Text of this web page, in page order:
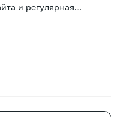
и регулярная